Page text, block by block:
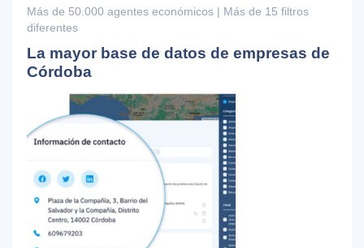
Más de 50.000 agentes económicos | Más de 15 filtros
diferentes
La mayor base de datos de empresas de
Córdoba